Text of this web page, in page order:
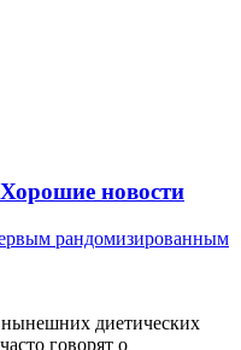
новости
рандомизированным
диетических
говорят о